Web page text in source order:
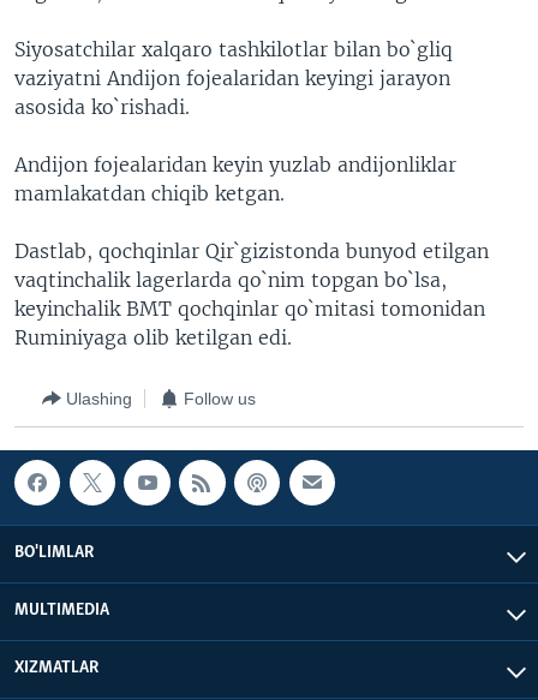
Siyosatchilar xalqaro tashkilotlar bilan bo`gliq
vaziyatni Andijon fojealaridan keyingi jarayon
asosida ko`rishadi.
Andijon fojealaridan keyin yuzlab andijonliklar
mamlakatdan chiqib ketgan.
Dastlab, qochqinlar Qir`gizistonda bunyod etilgan
vaqtinchalik lagerlarda qo`nim topgan bo`lsa,
keyinchalik BMT qochqinlar qo`mitasi tomonidan
Ruminiyaga olib ketilgan edi.
Ulashing Follow us
BO'LIMLAR
MULTIMEDIA
XIZMATLAR